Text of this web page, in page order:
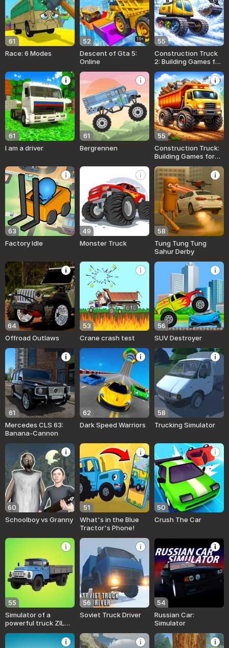
61
Race: 6 Modes
52 16+
Descent of Gta 5:
Online
55
Construction Truck
2: Building Games for
61
I am a driver
61
Bergrennen
55
Construction Truck:
Building Games for
63
Factory Idle
49
Monster Truck
58
Tung Tung Tung
Sahur Derby
64
Offroad Outlaws
53
Crane crash test
56
SUV Destroyer
61
Mercedes CLS 63:
Banana-Cannon
62
Dark Speed Warriors
58
Trucking Simulator
60
Schoolboy vs Granny
51
What's in the Blue
Tractor's Phone!
50
Crush The Car
55
Simulator of a
powerful truck ZIL
56
Soviet Truck Driver
54
Russian Car:
Simulator